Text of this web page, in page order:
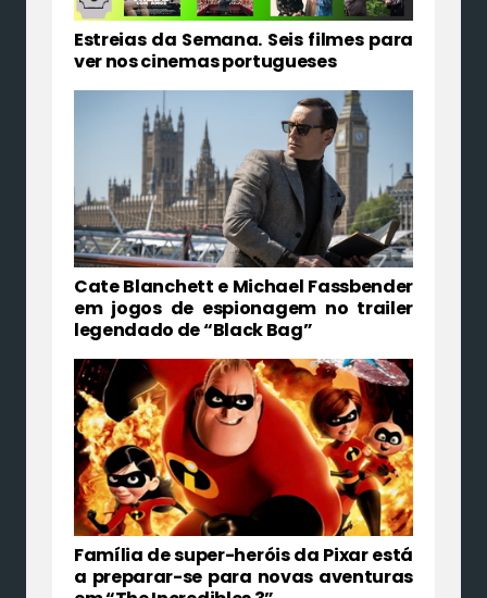
Estreias da Semana. Seis filmes para
ver nos cinemas portugueses
Cate Blanchett e Michael Fassbender
em jogos de espionagem no trailer
legendado de “Black Bag”
Família de super-heróis da Pixar está
a preparar-se para novas aventuras